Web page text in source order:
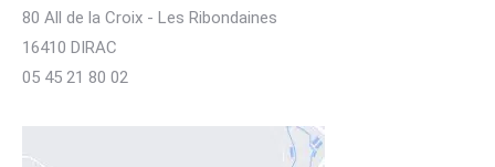
80 All de la Croix - Les Ribondaines
16410 DIRAC
05 45 21 80 02